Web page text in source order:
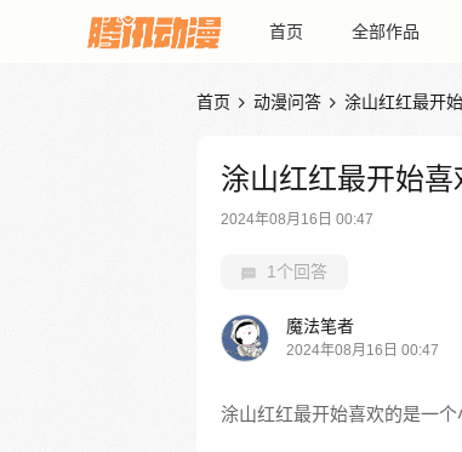
首页 全部作品
首页  动漫问答  涂山红红最开
涂山红红最开始喜
2024年08月16日 00:47
1个回答
魔法笔者
2024年08月16日 00:47
涂山红红最开始喜欢的是一个